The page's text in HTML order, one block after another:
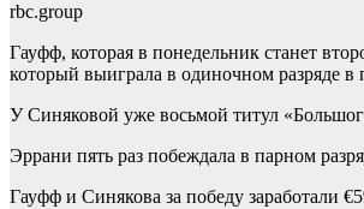
rbc.group
Гауфф, которая в понедельник станет
который выиграла в одиночном разряде в
У Синяковой уже восьмой титул
Эррани пять раз побеждала в парном
Гауфф и Синякова за победу заработали